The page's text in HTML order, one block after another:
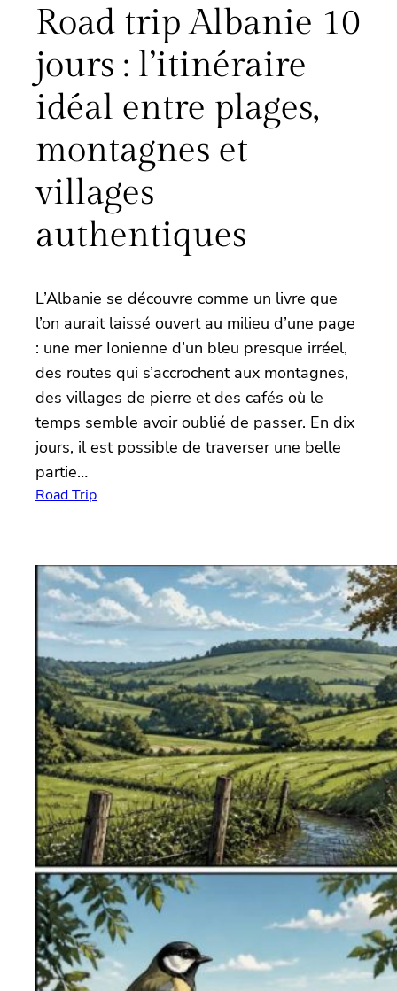
Road trip Albanie 10
jours : l’itinéraire
idéal entre plages,
montagnes et
villages
authentiques
L’Albanie se découvre comme un livre que
l’on aurait laissé ouvert au milieu d’une page
: une mer Ionienne d’un bleu presque irréel,
des routes qui s’accrochent aux montagnes,
des villages de pierre et des cafés où le
temps semble avoir oublié de passer. En dix
jours, il est possible de traverser une belle
partie…
Road Trip